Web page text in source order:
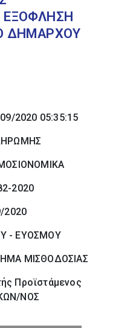
ΕΞΟΦΛΗΣΗ
ΔΗΜΑΡΧΟΥ
2020 05:35:15
2020
2020
- ΕΥΟΣΜΟΥ
ΜΙΣΘΟΔΟΣΙΑΣ
Προϊστάμενος
ΝΟΣ